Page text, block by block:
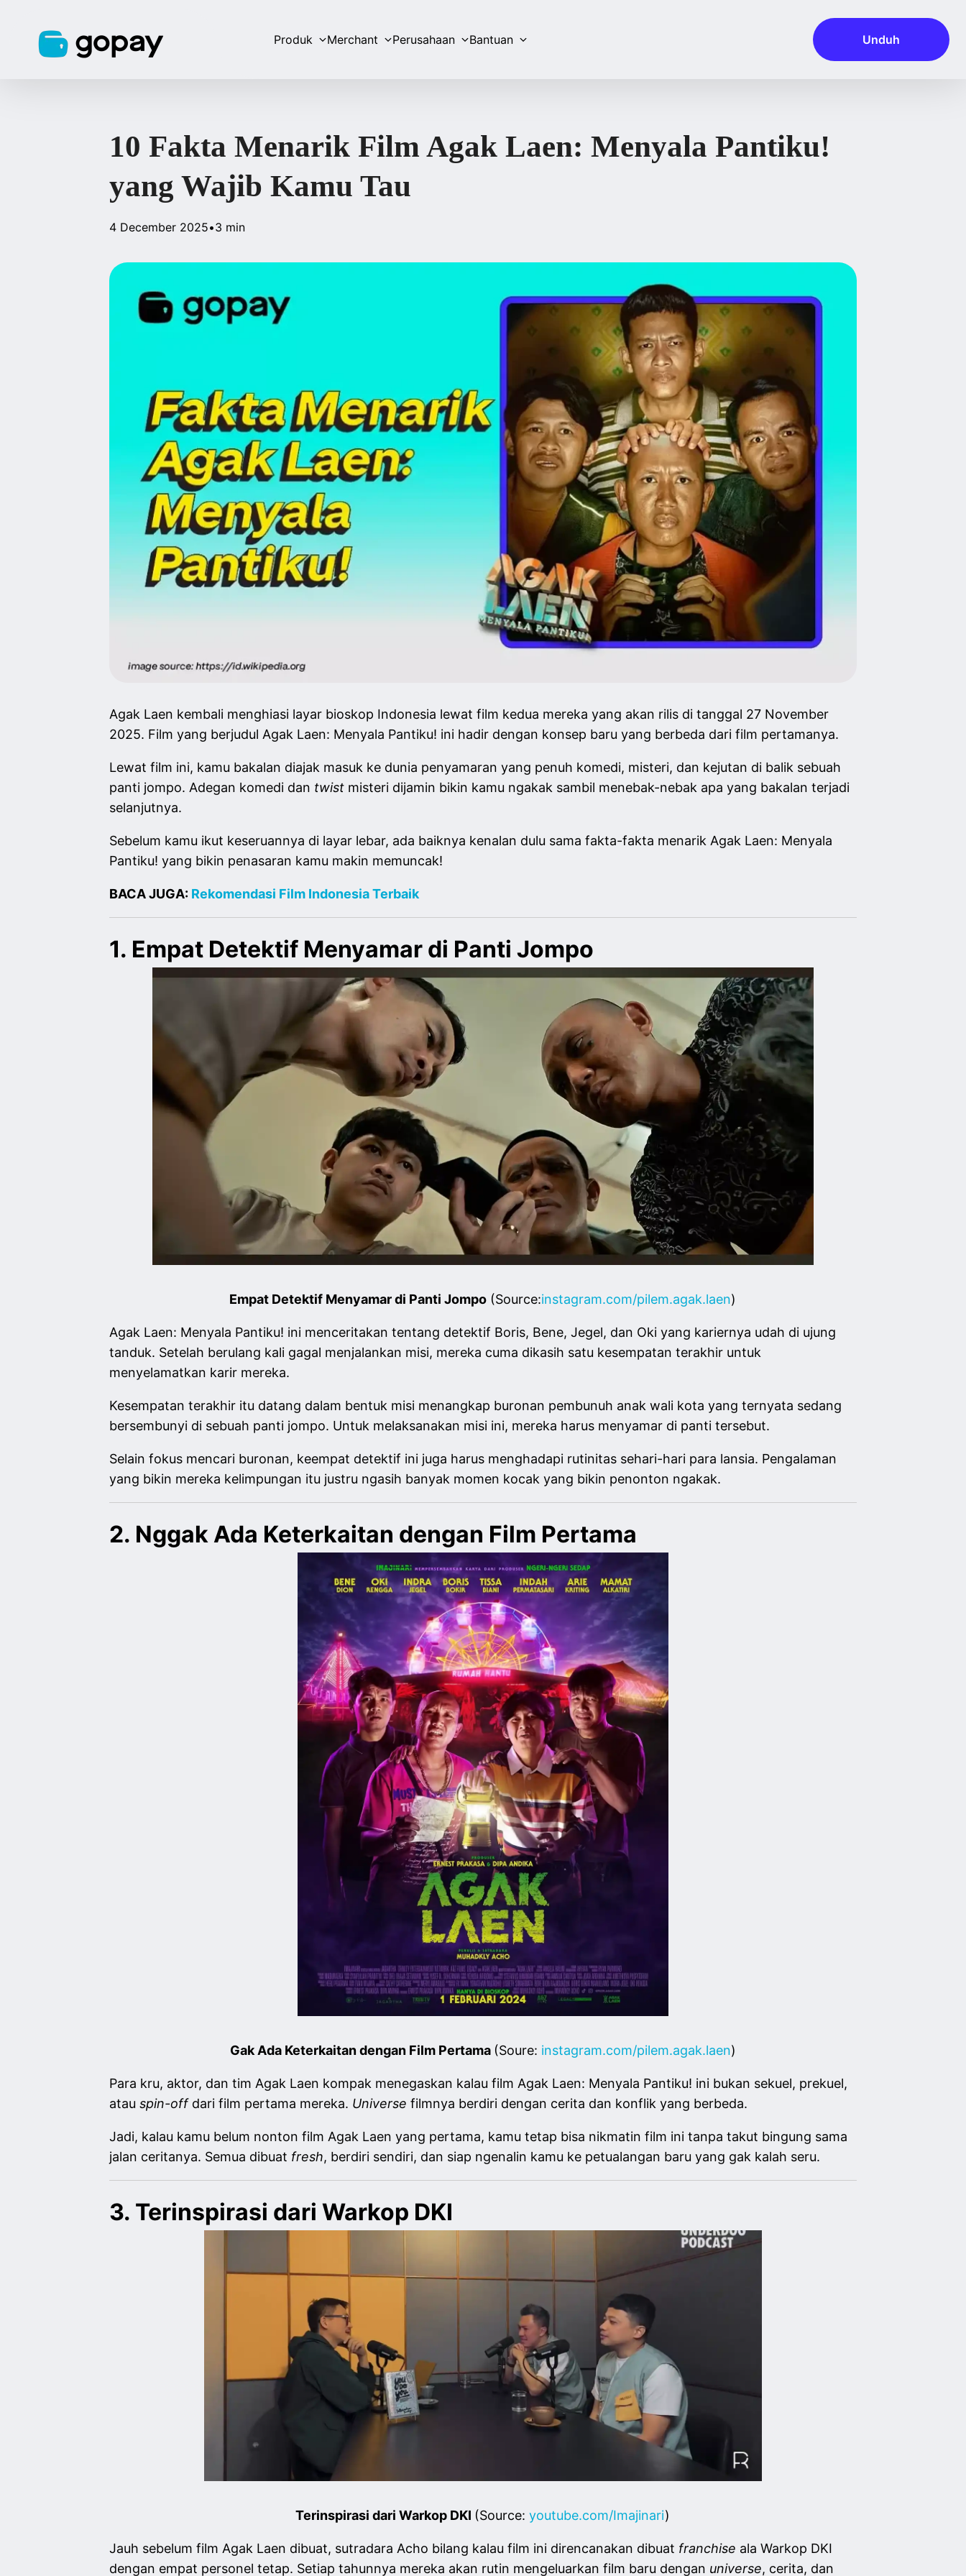
Produk Merchant Perusahaan Bantuan Unduh
10 Fakta Menarik Film Agak Laen: Menyala Pantiku!
yang Wajib Kamu Tau
4 December 2025•3 min
Agak Laen kembali menghiasi layar bioskop Indonesia lewat film kedua mereka yang akan rilis di tanggal 27 November
2025. Film yang berjudul Agak Laen: Menyala Pantiku! ini hadir dengan konsep baru yang berbeda dari film pertamanya.
Lewat film ini, kamu bakalan diajak masuk ke dunia penyamaran yang penuh komedi, misteri, dan kejutan di balik sebuah
panti jompo. Adegan komedi dan twist misteri dijamin bikin kamu ngakak sambil menebak-nebak apa yang bakalan terjadi
selanjutnya.
Sebelum kamu ikut keseruannya di layar lebar, ada baiknya kenalan dulu sama fakta-fakta menarik Agak Laen: Menyala
Pantiku! yang bikin penasaran kamu makin memuncak!
BACA JUGA: Rekomendasi Film Indonesia Terbaik
1. Empat Detektif Menyamar di Panti Jompo
Empat Detektif Menyamar di Panti Jompo (Source:instagram.com/pilem.agak.laen)
Agak Laen: Menyala Pantiku! ini menceritakan tentang detektif Boris, Bene, Jegel, dan Oki yang kariernya udah di ujung
tanduk. Setelah berulang kali gagal menjalankan misi, mereka cuma dikasih satu kesempatan terakhir untuk
menyelamatkan karir mereka.
Kesempatan terakhir itu datang dalam bentuk misi menangkap buronan pembunuh anak wali kota yang ternyata sedang
bersembunyi di sebuah panti jompo. Untuk melaksanakan misi ini, mereka harus menyamar di panti tersebut.
Selain fokus mencari buronan, keempat detektif ini juga harus menghadapi rutinitas sehari-hari para lansia. Pengalaman
yang bikin mereka kelimpungan itu justru ngasih banyak momen kocak yang bikin penonton ngakak.
2. Nggak Ada Keterkaitan dengan Film Pertama
Gak Ada Keterkaitan dengan Film Pertama (Soure: instagram.com/pilem.agak.laen)
Para kru, aktor, dan tim Agak Laen kompak menegaskan kalau film Agak Laen: Menyala Pantiku! ini bukan sekuel, prekuel,
atau spin-offdari film pertama mereka. Universe filmnya berdiri dengan cerita dan konflik yang berbeda.
Jadi, kalau kamu belum nonton film Agak Laen yang pertama, kamu tetap bisa nikmatin film ini tanpa takut bingung sama
jalan ceritanya. Semua dibuat fresh, berdiri sendiri, dan siap ngenalin kamu ke petualangan baru yang gak kalah seru.
3. Terinspirasi dari Warkop DKI
Terinspirasi dari Warkop DKI (Source:youtube.com/Imajinari)
Jauh sebelum film Agak Laen dibuat, sutradara Acho bilang kalau film ini direncanakan dibuat franchise ala Warkop DKI
dengan empat personel tetap. Setiap tahunnya mereka akan rutin mengeluarkan film baru dengan universe, cerita, dan